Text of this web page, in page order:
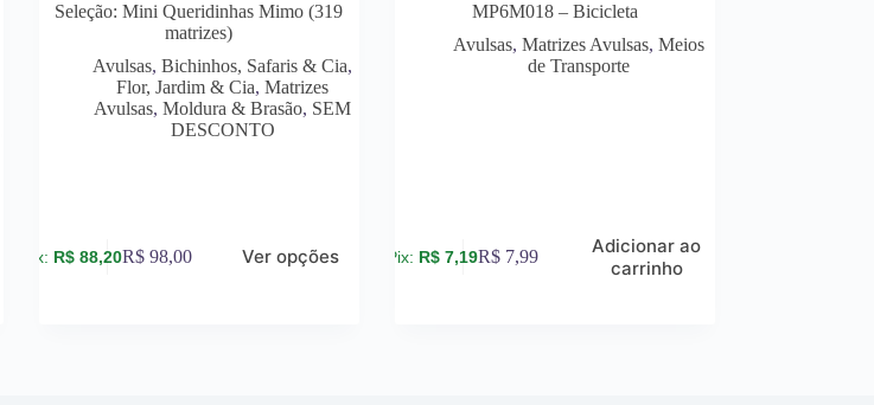
Seleção: Mini Queridinhas Mimo (319
matrizes)
Avulsas,Bichinhos, Safaris & Cia,
Flor, Jardim & Cia,Matrizes
Avulsas,Moldura & Brasão, SEM
DESCONTO
R$ 88,20R$ 98,00 Ver opções
MP6M018 – Bicicleta
Avulsas, Matrizes Avulsas, Meios
de Transporte
R$ 7,19R$ 7,99
Adicionar ao
carrinho